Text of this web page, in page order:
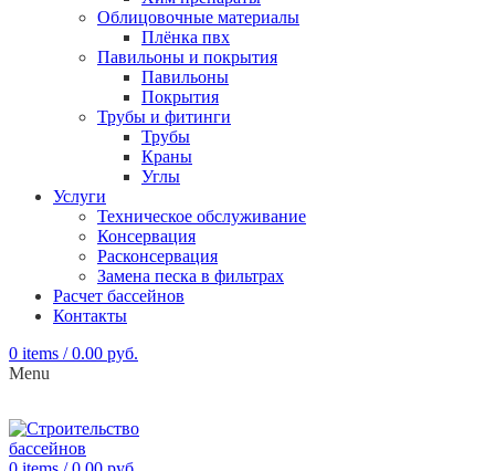
Облицовочные материалы
Плёнка пвх
Павильоны и покрытия
Павильоны
Покрытия
Трубы и фитинги
Трубы
Краны
Углы
Услуги
Техническое обслуживание
Консервация
Расконсервация
Замена песка в фильтрах
Расчет бассейнов
Контакты
0 items / 0.00 руб.
Menu